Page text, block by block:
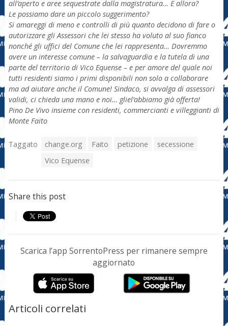
all’aperto e aree sequestrate dalla magistratura… E allora?
Le possiamo dare un piccolo suggerimento?
Si amareggi di meno e controlli di più quanto decidono di fare o
autorizzare gli Assessori che lei stesso ha voluto al suo fianco
nonché gli uffici del Comune che lei rappresenta… Dovremmo
avere un interesse comune – la salvaguardia e la tutela di una
parte del territorio di Vico Equense – e per amore del quale noi
tutti residenti siamo i primi disponibili non solo a collaborare
ma ad aiutare anche il Comune! Sindaco, si avvalga di assessori
validi, ci chieda una mano e noi… gliel’abbiamo già offerta!
Pino De Vivo insieme con residenti, commercianti e villeggianti di
Monte Faito
Taggato change.org Faito petizione
secessione
Vico Equense
Share this post
Scarica l’app SorrentoPress per rimanere sempre
aggiornato
Articoli correlati